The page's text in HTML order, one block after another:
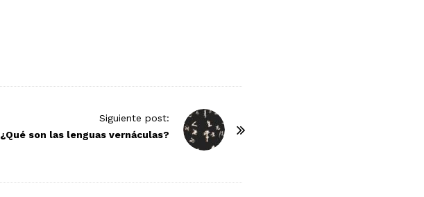
Siguiente post:
¿Qué son las lenguas vernáculas?